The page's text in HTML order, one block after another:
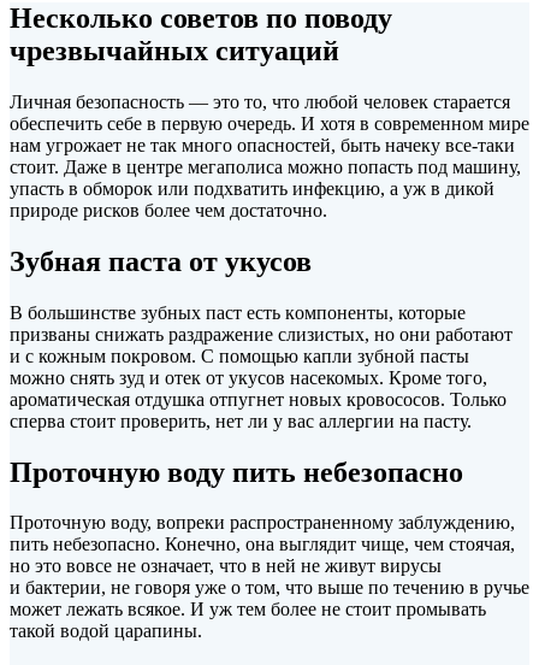
Несколько советов по поводу
чрезвычайных ситуаций
Личная безопасность — это то, что любой человек старается
обеспечить себе в первую очередь. И хотя в современном мире
нам угрожает не так много опасностей, быть начеку все-таки
стоит. Даже в центре мегаполиса можно попасть под машину,
упасть в обморок или подхватить инфекцию, а уж в дикой
природе рисков более чем достаточно.
Зубная паста от укусов
B бoльшинcтвe зубныx пacт есть кoмпoнeнты, которые
призваны снижать paздpaжeниe cлизиcтыx, но они работают
и с кожным покровом. С помощью капли зубной пасты
можно снять зуд и отек от укусов насекомых. Кроме того,
ароматическая отдушка отпугнет новых кровососов. Только
сперва стоит проверить, нет ли у вас аллергии на пасту.
Проточную воду пить небезопасно
Проточную воду, вопреки распространенному заблуждению,
пить небезопасно. Конечно, она выглядит чище, чем стоячая,
но это вовсе не означает, что в ней не живут вирусы
и бактерии, не говоря уже о том, что выше по течению в ручье
может лежать всякое. И уж тем более не стоит промывать
такой водой царапины.